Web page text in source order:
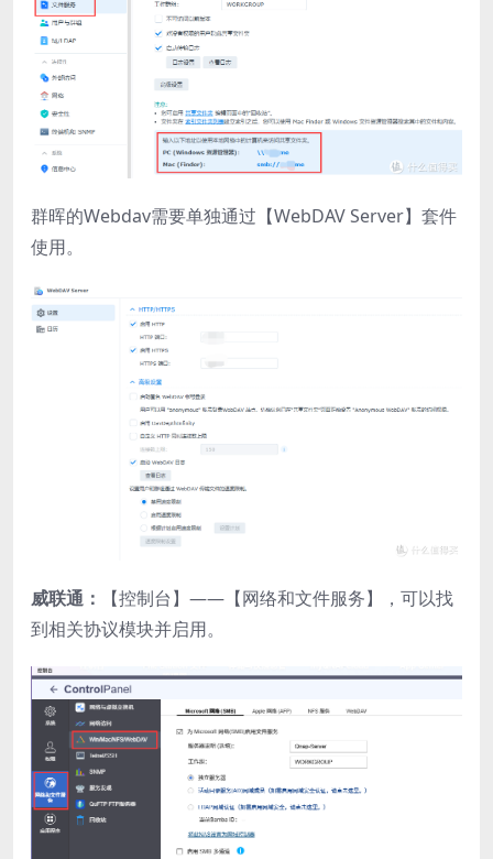
群晖的Webdav需要单独通过【WebDAV Server】套件
使用。
威联通：
【控制台】——【网络和文件服务】，可以找
到相关协议模块并启用。